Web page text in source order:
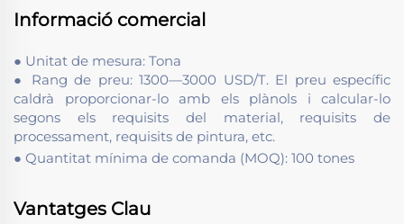
Informació comercial
● Unitat de mesura: Tona
● Rang de preu: 1300—3000 USD/T. El preu específic
caldrà proporcionar-lo amb els plànols i calcular-lo
segons els requisits del material, requisits de
processament, requisits de pintura, etc.
● Quantitat mínima de comanda (MOQ): 100 tones
Vantatges Clau